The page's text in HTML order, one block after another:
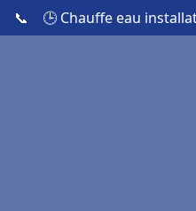
📞 🕒 Chauffe eau